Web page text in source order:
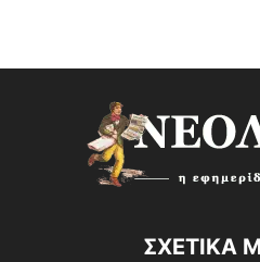
ΣΧΕΤΙΚΑ